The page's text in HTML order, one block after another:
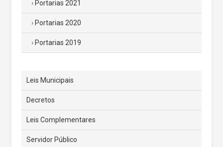
Portarias 2021
Portarias 2020
Portarias 2019
Leis Municipais
Decretos
Leis Complementares
Servidor Público